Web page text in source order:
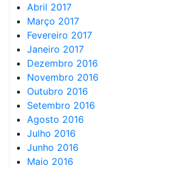
Abril 2017
Março 2017
Fevereiro 2017
Janeiro 2017
Dezembro 2016
Novembro 2016
Outubro 2016
Setembro 2016
Agosto 2016
Julho 2016
Junho 2016
Maio 2016